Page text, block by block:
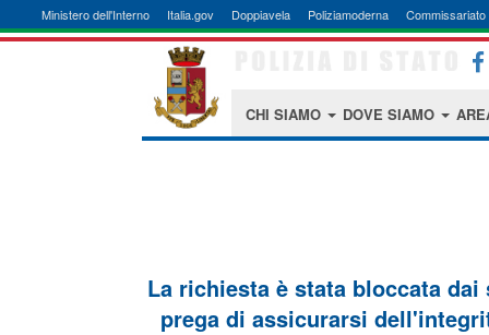
Ministero dell'Interno Italia.gov Doppiavela Poliziamoderna Commissariato
CHI SIAMO DOVE SIAMO
La richiesta è stata bloccata
prega di assicurarsi